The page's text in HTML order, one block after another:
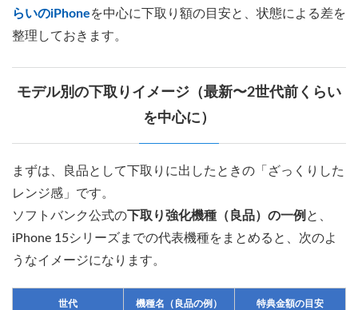
らいのiPhoneを中心に下取り額の目安と、状態による差を
整理しておきます。
モデル別の下取りイメージ（最新〜2世代前くらい
を中心に）
まずは、良品として下取りに出したときの「ざっくりした
レンジ感」です。
ソフトバンク公式の 下取り強化機種（良品）の一例 と、
iPhone 15シリーズまでの代表機種をまとめると、次のよ
うなイメージになります。
世代 機種名（良品の例） 特典金額の目安